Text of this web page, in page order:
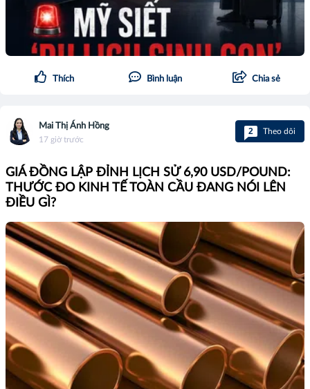
Thích Bình luận Chia sẻ
Mai Thị Ánh Hồng
17 giờ trước
2 Theo dõi
GIÁ ĐỒNG LẬP ĐỈNH LỊCH SỬ 6,90 USD/POUND:
THƯỚC ĐO KINH TẾ TOÀN CẦU ĐANG NÓI LÊN
ĐIỀU GÌ?